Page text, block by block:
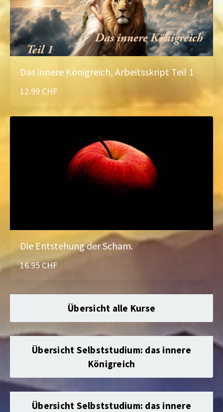
Das innere Königreich, Arbeitsskript Teil 1
12.99 CHF
Die Entstehung der Scham.
16.95 CHF
Übersicht alle Kurse
Übersicht Selbststudium: das innere
Königreich
Übersicht Selbststudium: das innere